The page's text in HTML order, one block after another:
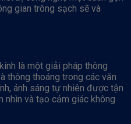
gian trông sạch sẽ và
là một giải pháp thông
thông thoáng trong các văn
ánh sáng tự nhiên được tận
nhìn và tạo cảm giác không